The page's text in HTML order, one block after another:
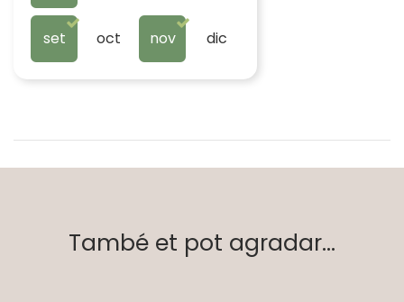
set oct nov dic
També et pot agradar...